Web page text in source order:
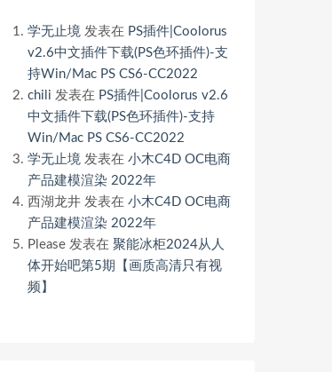
学无止境 发表在 PS插件|Coolorus
v2.6中文插件下载(PS色环插件)-支
持Win/Mac PS CS6-CC2022
chili 发表在 PS插件|Coolorus v2.6
中文插件下载(PS色环插件)-支持
Win/Mac PS CS6-CC2022
学无止境 发表在 小木C4D OC电商
产品建模渲染 2022年
西湖龙井 发表在 小木C4D OC电商
产品建模渲染 2022年
Please 发表在 聚能冰柜2024从人
体开始吧第5期【画质高清只有视
频】